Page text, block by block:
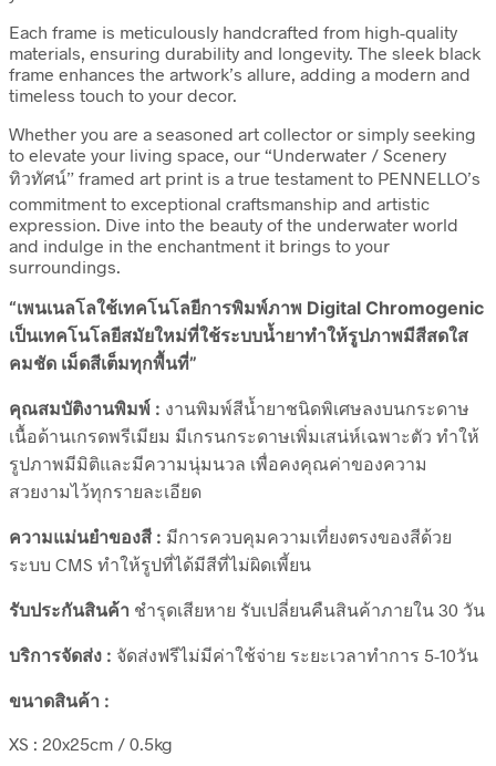
Each frame is meticulously handcrafted from high-quality
materials, ensuring durability and longevity. The sleek black
frame enhances the artwork’s allure, adding a modern and
timeless touch to your decor.
Whether you are a seasoned art collector or simply seeking
to elevate your living space, our “Underwater / Scenery
ทิวทัศน์” framed art print is a true testament to PENNELLO’s
commitment to exceptional craftsmanship and artistic
expression. Dive into the beauty of the underwater world
and indulge in the enchantment it brings to your
surroundings.
“เพนเนลโลใช้เทคโนโลยีการพิมพ์ภาพ Digital Chromogenic
เป็นเทคโนโลยีสมัยใหม่ที่ใช้ระบบน้ำยาทำให้รูปภาพมีสีสดใส
คมชัด เม็ดสีเต็มทุกพื้นที่”
คุณสมบัติงานพิมพ์ : งานพิมพ์สีน้ำยาชนิดพิเศษลงบนกระดาษ
เนื้อด้านเกรดพรีเมียม มีเกรนกระดาษเพิ่มเสน่ห์เฉพาะตัว ทำให้
รูปภาพมีมิติและมีความนุ่มนวล เพื่อคงคุณค่าของความ
สวยงามไว้ทุกรายละเอียด
ความแม่นยำของสี : มีการควบคุมความเที่ยงตรงของสีด้วย
ระบบ CMS ทำให้รูปที่ได้มีสีที่ไม่ผิดเพี้ยน
รับประกันสินค้า ชำรุดเสียหาย รับเปลี่ยนคืนสินค้าภายใน 30 วัน
บริการจัดส่ง : จัดส่งฟรีไม่มีค่าใช้จ่าย ระยะเวลาทำการ 5-10วัน
ขนาดสินค้า :
XS : 20x25cm / 0.5kg